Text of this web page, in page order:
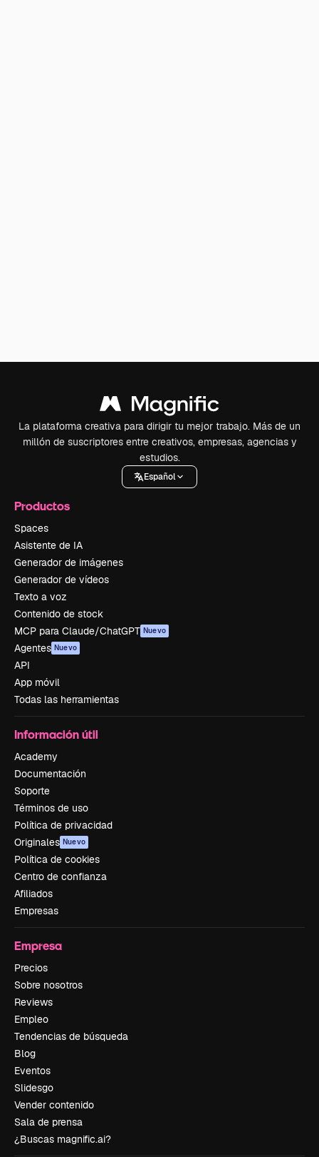
La plataforma creativa para dirigir tu mejor trabajo. Más de un
millón de suscriptores entre creativos, empresas, agencias y
estudios.
Español
Productos
Spaces
Asistente de IA
Generador de imágenes
Generador de vídeos
Texto a voz
Contenido de stock
MCP para Claude/ChatGPT Nuevo
Agentes Nuevo
API
App móvil
Todas las herramientas
Información útil
Academy
Documentación
Soporte
Términos de uso
Política de privacidad
Originales Nuevo
Política de cookies
Centro de confianza
Afiliados
Empresas
Empresa
Precios
Sobre nosotros
Reviews
Empleo
Tendencias de búsqueda
Blog
Eventos
Slidesgo
Vender contenido
Sala de prensa
¿Buscas magnific.ai?